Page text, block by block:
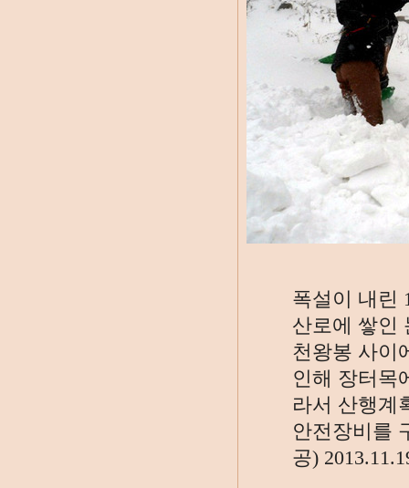
폭설이 내린
산로에 쌓인
천왕봉 사이
인해 장터목
라서 산행계
안전장비를
공)